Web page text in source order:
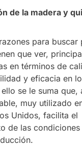
de la madera y
para buscar
que ver,
en términos de
y eficacia en
se le suma que,
muy utilizado
Unidos, facilita el
de las